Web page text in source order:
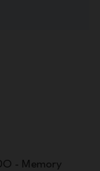
- Memory